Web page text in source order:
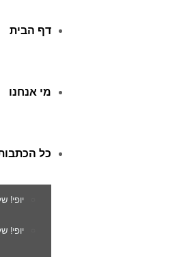
דף הבית
מי אנחנו
כל
יופי!
יופי!